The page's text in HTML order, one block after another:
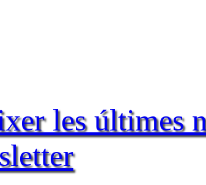
les últimes